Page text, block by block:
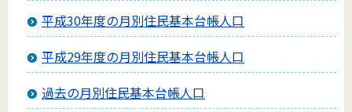
平成30年度の月別住民基本台帳人口
平成29年度の月別住民基本台帳人口
過去の月別住民基本台帳人口